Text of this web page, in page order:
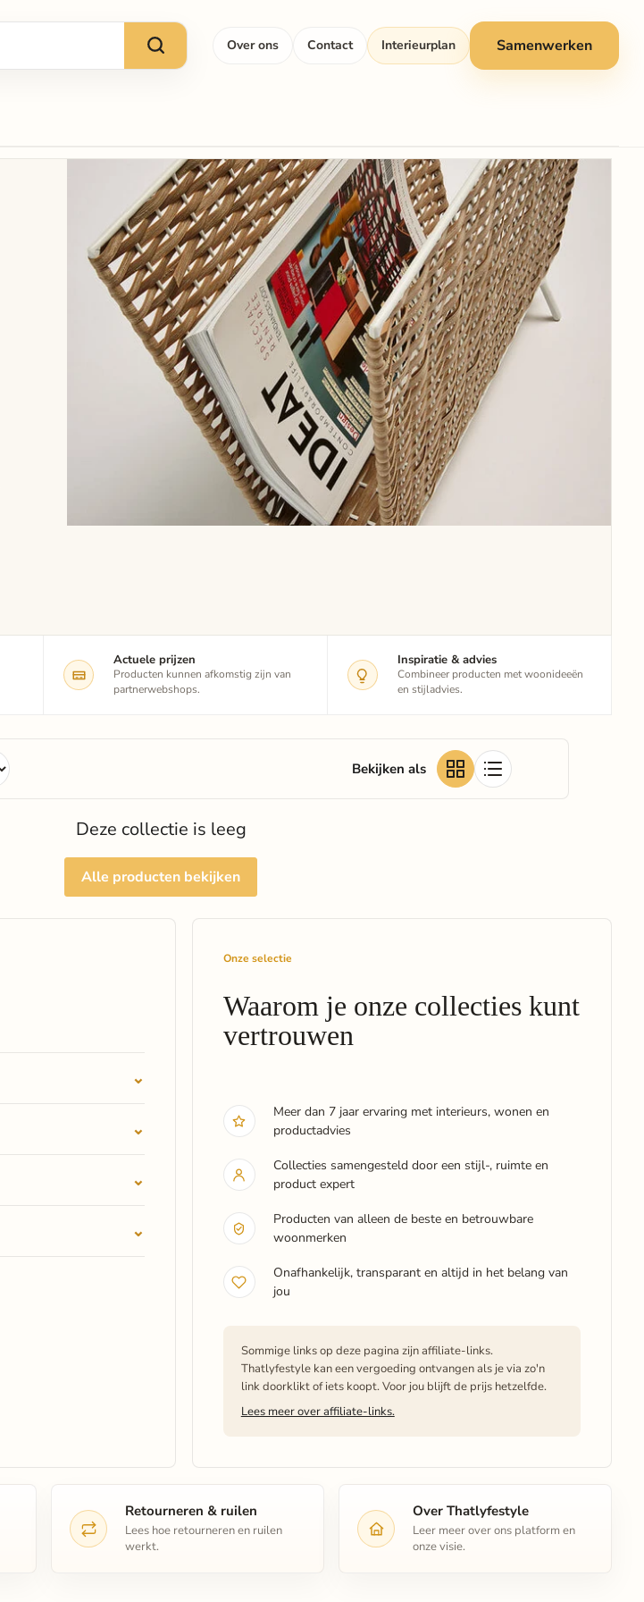
Over ons Contact Interieurplan Samenwerken
Actuele prijzen
Producten kunnen afkomstig zijn van
partnerwebshops.
Inspiratie & advies
Combineer producten met woonideeën
en stijladvies.
Bekijken als
Deze collectie is leeg
Alle producten bekijken
Onze selectie
Waarom je onze collecties kunt
vertrouwen
Meer dan 7 jaar ervaring met interieurs, wonen en
productadvies
Collecties samengesteld door een stijl-, ruimte en
product expert
Producten van alleen de beste en betrouwbare
woonmerken
Onafhankelijk, transparant en altijd in het belang van
jou
Sommige links op deze pagina zijn affiliate-links.
Thatlyfestyle kan een vergoeding ontvangen als je via zo'n
link doorklikt of iets koopt. Voor jou blijft de prijs hetzelfde.
Lees meer over affiliate-links.
Retourneren & ruilen
Lees hoe retourneren en ruilen
werkt.
Over Thatlyfestyle
Leer meer over ons platform en
onze visie.